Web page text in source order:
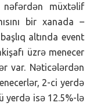
müxtəlif
bir xanada –
altında event
üzrə menecer
var. Nəticələrdən
2-ci yerdə
yerdə isə 12.5%-lə